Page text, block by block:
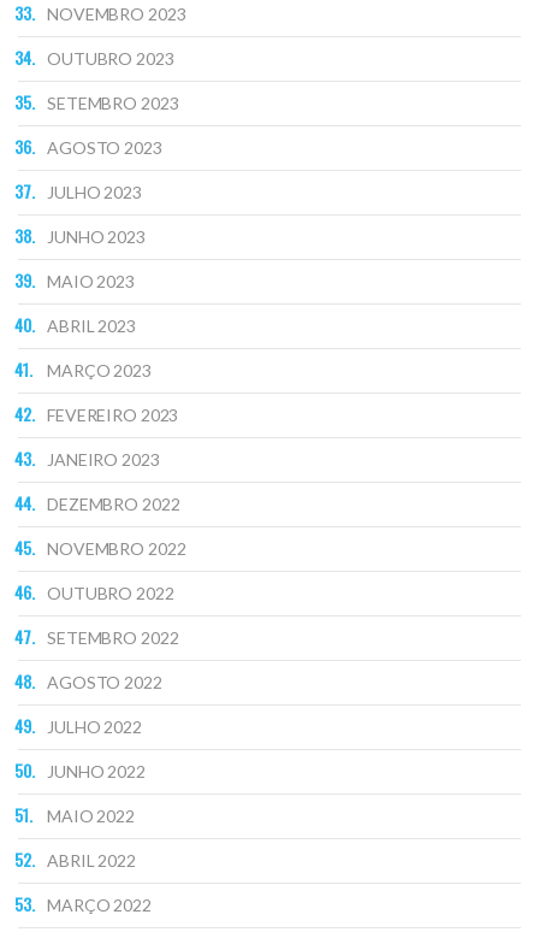
NOVEMBRO 2023
OUTUBRO 2023
SETEMBRO 2023
AGOSTO 2023
JULHO 2023
JUNHO 2023
MAIO 2023
ABRIL 2023
MARÇO 2023
FEVEREIRO 2023
JANEIRO 2023
DEZEMBRO 2022
NOVEMBRO 2022
OUTUBRO 2022
SETEMBRO 2022
AGOSTO 2022
JULHO 2022
JUNHO 2022
MAIO 2022
ABRIL 2022
MARÇO 2022